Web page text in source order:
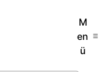
M
en
ü